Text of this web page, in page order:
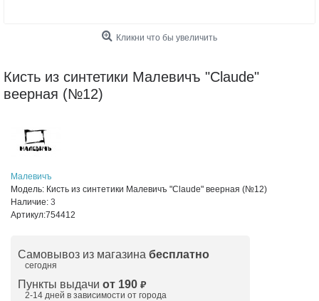
Кликни что бы увеличить
Кисть из синтетики Малевичъ "Claude"
веерная (№12)
Малевичъ
Модель: Кисть из синтетики Малевичъ "Claude" веерная (№12)
Наличие: 3
Артикул:754412
Самовывоз из магазина бесплатно
сегодня
Пункты выдачи от 190 ₽
2-14 дней в зависимости от города